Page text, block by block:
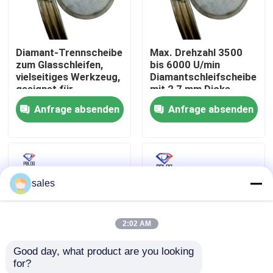
Fabrik Tour
Qualitätskontrolle
Kontakt
Nachrichten
Referenzen
Schleifscheibe des Diamanten
Galvanisierte Schleifscheibe
Diamant-Trennscheibe
zum Glasschleifen,
vielseitiges Werkzeug,
geeignet für
verschiedene
Anwendungen,
einschließlich Glas-
Anfrage absenden
Max. Drehzahl 3500
bis 6000 U/min
Diamantschleifscheibe
mit 2,7 mm Dicke,
geeignet für
industrielle
Anwendungen
Anfrage absenden
Grauer
sales
2:02 AM
Good day, what product are you looking
for?